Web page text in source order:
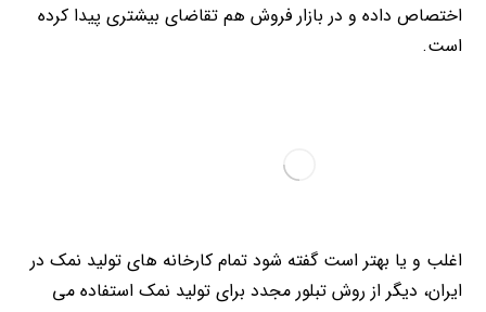
اختصاص داده و در بازار فروش هم تقاضای بیشتری پیدا کرده
است.
اغلب و یا بهتر است گفته شود تمام کارخانه های تولید نمک در
ایران، دیگر از روش تبلور مجدد برای تولید نمک استفاده می